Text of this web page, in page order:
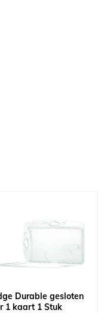
Durable gesloten
1 kaart 1 Stuk